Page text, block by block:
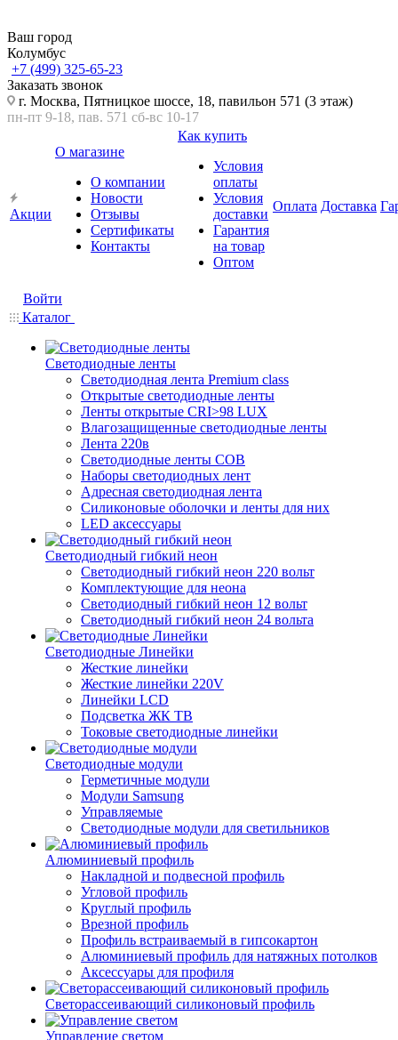
Ваш город
Колумбус
+7 (499) 325-65-23
Заказать звонок
г. Москва, Пятницкое шоссе, 18, павильон 571 (3 этаж)
пн-пт 9-18, пав. 571 сб-вс 10-17
Акции
О магазине
О компании
Новости
Отзывы
Сертификаты
Контакты
Как купить
Условия
оплаты
Условия
доставки
Гарантия
на товар
Оптом
Оплата Доставка
Войти
Каталог
Светодиодные ленты
Светодиодная лента Premium class
Открытые светодиодные ленты
Ленты открытые CRI>98 LUX
Влагозащищенные светодиодные ленты
Лента 220в
Светодиодные ленты COB
Наборы светодиодных лент
Адресная светодиодная лента
Силиконовые оболочки и ленты для них
LED аксессуары
Светодиодный гибкий неон
Светодиодный гибкий неон 220 вольт
Комплектующие для неона
Светодиодный гибкий неон 12 вольт
Светодиодный гибкий неон 24 вольта
Светодиодные Линейки
Жесткие линейки
Жесткие линейки 220V
Линейки LCD
Подсветка ЖК ТВ
Токовые светодиодные линейки
Светодиодные модули
Герметичные модули
Модули Samsung
Управляемые
Светодиодные модули для светильников
Алюминиевый профиль
Накладной и подвесной профиль
Угловой профиль
Круглый профиль
Врезной профиль
Профиль встраиваемый в гипсокартон
Алюминиевый профиль для натяжных потолков
Аксессуары для профиля
Светорассеивающий силиконовый профиль
Управление светом